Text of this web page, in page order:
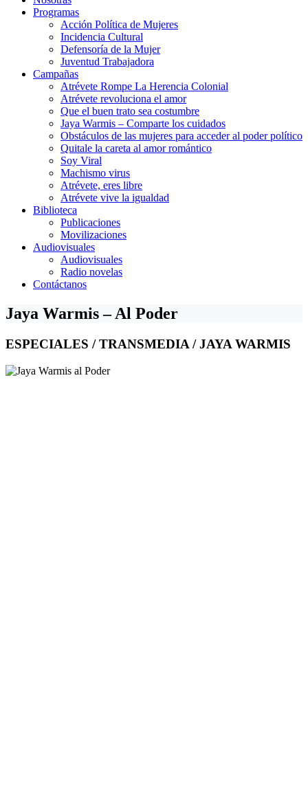
Programas
Acción Política de Mujeres
Incidencia Cultural
Defensoría de la Mujer
Juventud Trabajadora
Campañas
Atrévete Rompe La Herencia Colonial
Atrévete revoluciona el amor
Que el buen trato sea costumbre
Jaya Warmis – Comparte los cuidados
Obstáculos de las mujeres para acceder al poder político
Quitale la careta al amor romántico
Soy Viral
Machismo virus
Atrévete, eres libre
Atrévete vive la igualdad
Biblioteca
Publicaciones
Movilizaciones
Audiovisuales
Audiovisuales
Radio novelas
Contáctanos
Jaya Warmis – Al Poder
ESPECIALES / TRANSMEDIA / JAYA WARMIS